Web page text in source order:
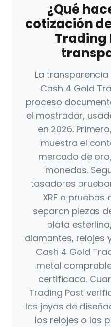
¿Qué
cotización
Trading
La
Cash 4 Gold
proceso
el mostrador,
en 2026.
muestra el
mercado de
monedas.
tasadores
XRF o
separan piezas de
plata
diamantes, relojes
Cash 4 Gold
metal
certificada.
Trading Post
las joyas de
los relojes o las